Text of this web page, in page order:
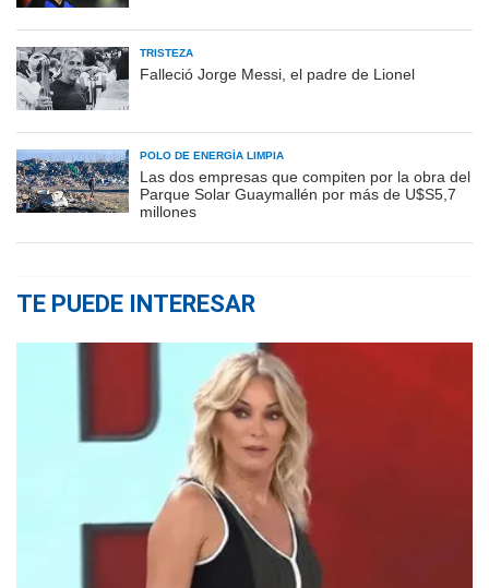
TRISTEZA
Falleció Jorge Messi, el padre de Lionel
POLO DE ENERGÍA LIMPIA
Las dos empresas que compiten por la obra del
Parque Solar Guaymallén por más de U$S5,7
millones
TE PUEDE INTERESAR